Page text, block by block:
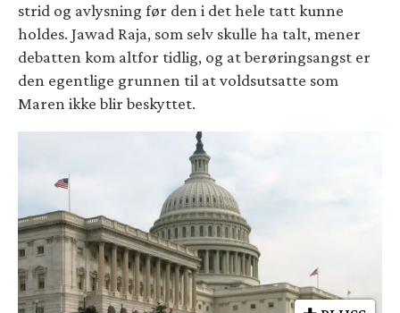
strid og avlysning før den i det hele tatt kunne
holdes. Jawad Raja, som selv skulle ha talt, mener
debatten kom altfor tidlig, og at berøringsangst er
den egentlige grunnen til at voldsutsatte som
Maren ikke blir beskyttet.